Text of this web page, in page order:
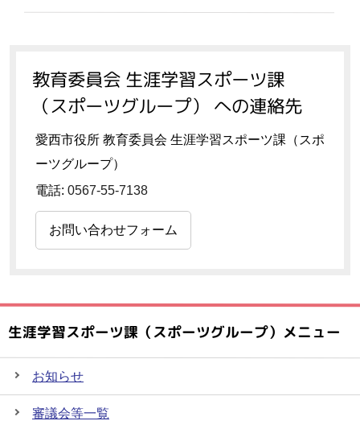
教育委員会 生涯学習スポーツ課
（スポーツグループ） への連絡先
愛西市役所 教育委員会 生涯学習スポーツ課（スポ
ーツグループ）
電話: 0567-55-7138
お問い合わせフォーム
生涯学習スポーツ課（スポーツグループ）メニュー
お知らせ
審議会等一覧